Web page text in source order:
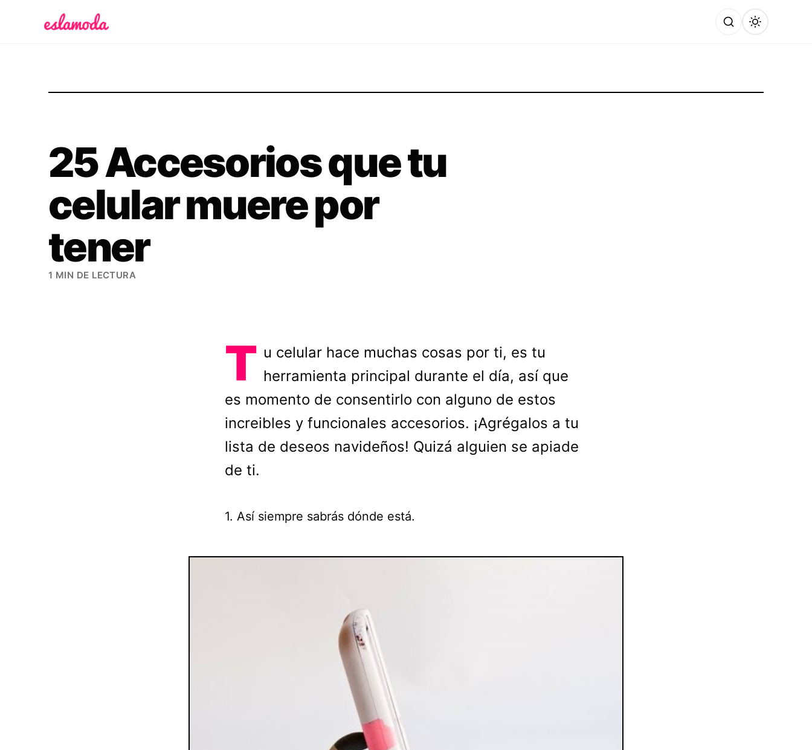
25 Accesorios que tu
celular muere por
tener
1 MIN DE LECTURA
T u celular hace muchas cosas por ti, es tu
herramienta principal durante el día, así que
es momento de consentirlo con alguno de estos
increibles y funcionales accesorios. ¡Agrégalos a tu
lista de deseos navideños! Quizá alguien se apiade
de ti.
1. Así siempre sabrás dónde está.